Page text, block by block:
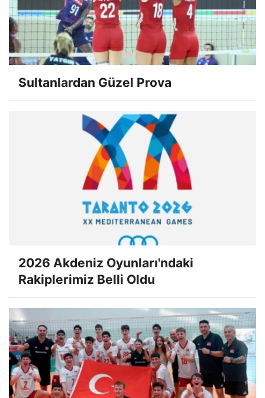
Sultanlardan Güzel Prova
2026 Akdeniz Oyunları'ndaki
Rakiplerimiz Belli Oldu